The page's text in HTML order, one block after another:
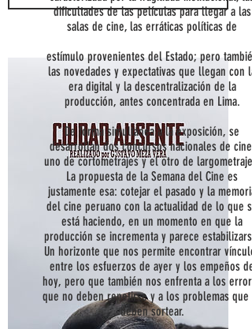
dificultades de las películas para llegar a las
salas de cine, las erráticas políticas de
estímulo provenientes del Estado; pero también
las novedades y expectativas que llegan con la
era digital y la descentralización de la
producción, antes concentrada en Lima.
De forma simultánea a la exposición, se
desarrollan dos concursos nacionales de cine:
uno de cortometrajes y el otro de largometrajes.
La propuesta de la Semana del Cine es
justamente esa: cotejar el pasado y la memoria
del cine peruano con la actualidad de lo que se
está haciendo, en un momento en que la
producción se incrementa y parece estabilizarse.
Un horizonte que nos permite encontrar vínculos
entre los esfuerzos de ayer y los empeños de
hoy, pero que también nos enfrenta a los
que no deben repetirse y a los problemas que
deben sortear.